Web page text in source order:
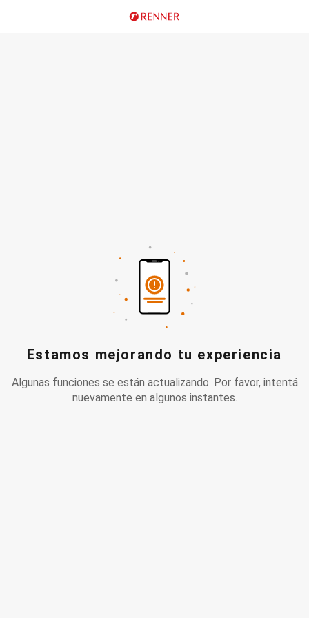
Estamos mejorando tu experiencia
Algunas funciones se están actualizando. Por favor, intentá
nuevamente en algunos instantes.